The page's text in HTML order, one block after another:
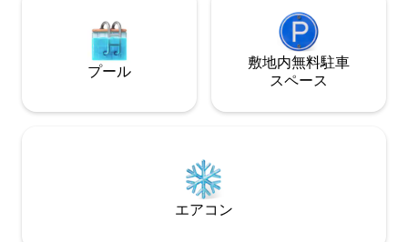
き、自宅のような便利さと温かさを楽し
はプライベートプールがあり、水質は透
明で、涼しさとリラクゼーションを楽し
ービスを提供し、清潔で快適な環境を確
ィースペースを備えたヴィラは、家族や
友人と楽しいパーティーを楽しむのに最
ッドルームには独立したテレビがあり、
行きやすいです。 ✨私たちが提供したい
のは、ただ寝る場
っくりと人生を楽
す。 TMLは、タイのパタヤで高級民泊ブ
ランド（中高級ヴ
提供するために最善
プール
敷地内無料駐⁠車
ス⁠ペ⁠ー⁠ス
エアコン